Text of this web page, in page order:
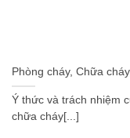
Phòng cháy, Chữa
Ý thức và trách nhiệm
chữa cháy[...]